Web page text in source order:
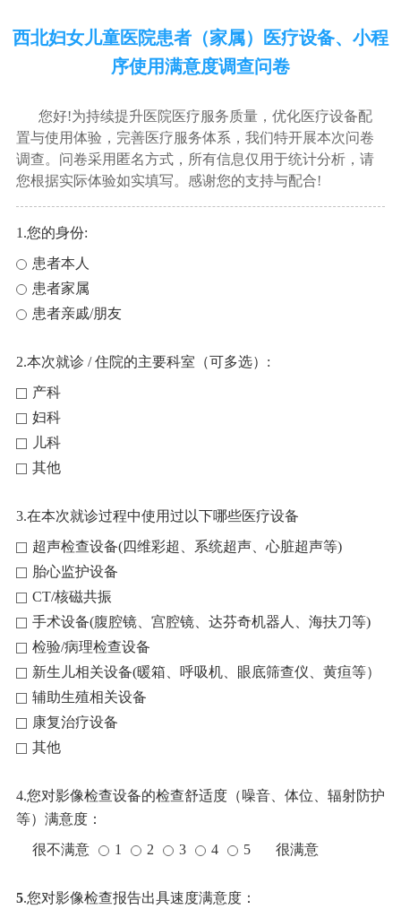
西北妇女儿童医院患者（家属）医疗设备、小程
序使用满意度调查问卷
您好!为持续提升医院医疗服务质量，优化医疗设备配
置与使用体验，完善医疗服务体系，我们特开展本次问卷
调查。问卷采用匿名方式，所有信息仅用于统计分析，请
您根据实际体验如实填写。感谢您的支持与配合!
1.您的身份:
患者本人
患者家属
患者亲戚/朋友
2.本次就诊 / 住院的主要科室（可多选）:
产科
妇科
儿科
其他
3.在本次就诊过程中使用过以下哪些医疗设备
超声检查设备(四维彩超、系统超声、心脏超声等)
胎心监护设备
CT/核磁共振
手术设备(腹腔镜、宫腔镜、达芬奇机器人、海扶刀等)
检验/病理检查设备
新生儿相关设备(暖箱、呼吸机、眼底筛查仪、黄疸等）
辅助生殖相关设备
康复治疗设备
其他
4.您对影像检查设备的检查舒适度（噪音、体位、辐射防护
等）满意度：
很不满意
1 2 3 4 5 很满意
5.您对影像检查报告出具速度满意度：